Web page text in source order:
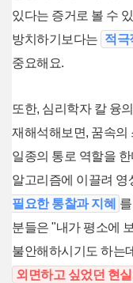
있다는 증거로 볼 수
방치하기보다는 적극
중요해요.
또한, 심리학자 칼 융
재해석해보면, 꿈속의
일종의 통로 역할을
알고리즘에 이끌려 영
필요한 통찰과 지혜
분들은 "내가 평소에
불안해하시기도 하는
외면하고 싶었던 현실